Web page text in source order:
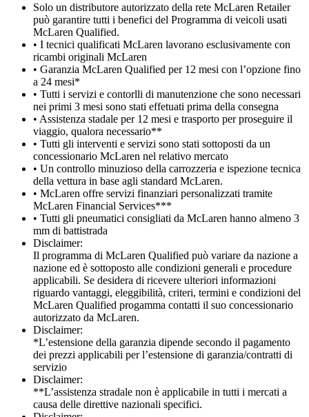
Solo un distributore autorizzato della rete McLaren Retailer
può garantire tutti i benefici del Programma di veicoli usati
McLaren Qualified.
• I tecnici qualificati McLaren lavorano esclusivamente con
ricambi originali McLaren
• Garanzia McLaren Qualified per 12 mesi con l’opzione fino
a 24 mesi*
• Tutti i servizi e contorlli di manutenzione che sono necessari
nei primi 3 mesi sono stati effetuati prima della consegna
• Assistenza stadale per 12 mesi e trasporto per proseguire il
viaggio, qualora necessario**
• Tutti gli interventi e servizi sono stati sottoposti da un
concessionario McLaren nel relativo mercato
• Un controllo minuzioso della carrozzeria e ispezione tecnica
della vettura in base agli standard McLaren.
• McLaren offre servizi finanziari personalizzati tramite
McLaren Financial Services***
• Tutti gli pneumatici consigliati da McLaren hanno almeno 3
mm di battistrada
Disclaimer:
Il programma di McLaren Qualified può variare da nazione a
nazione ed è sottoposto alle condizioni generali e procedure
applicabili. Se desidera di ricevere ulteriori informazioni
riguardo vantaggi, eleggibilità, criteri, termini e condizioni del
McLaren Qualified progamma contatti il suo concessionario
autorizzato da McLaren.
Disclaimer:
*L’estensione della garanzia dipende secondo il pagamento
dei prezzi applicabili per l’estensione di garanzia/contratti di
servizio
Disclaimer:
**L’assistenza stradale non è applicabile in tutti i mercati a
causa delle direttive nazionali specifici.